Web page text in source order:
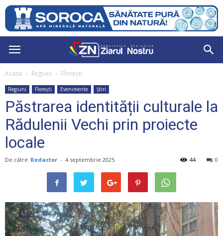
Acasă Regiuni Florești
Regiuni Florești Evenimente Știri
Păstrarea identității culturale la
Rădulenii Vechi prin proiecte
locale
De către Redactor - 4 septembrie 2025 0
44